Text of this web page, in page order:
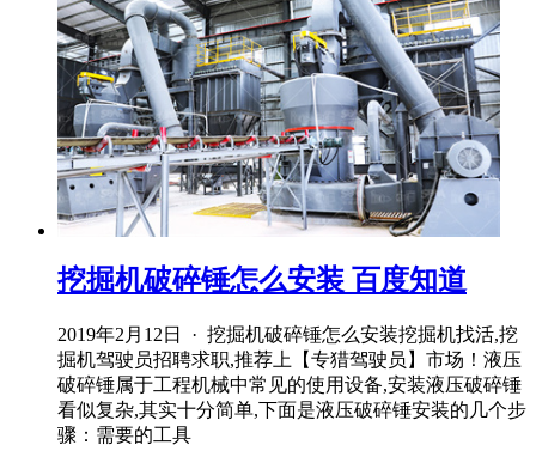
挖掘机破碎锤怎么安装 百度知道
2019年2月12日 · 挖掘机破碎锤怎么安装挖掘机找活,挖
掘机驾驶员招聘求职,推荐上【专猎驾驶员】市场！液压
破碎锤属于工程机械中常见的使用设备,安装液压破碎锤
看似复杂,其实十分简单,下面是液压破碎锤安装的几个步
骤：需要的工具